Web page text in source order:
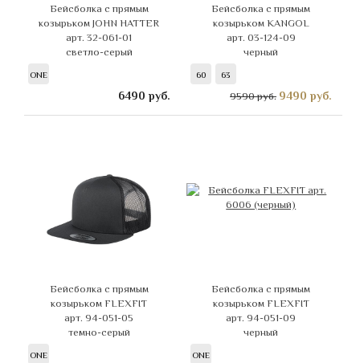
Бейсболка с прямым
козырьком JOHN HATTER
арт. 32-061-01
светло-серый
ONE
6490 руб.
Бейсболка с прямым
козырьком KANGOL
арт. 03-124-09
черный
60 63
9590 руб. 9490 руб.
Бейсболка с прямым
козырьком FLEXFIT
арт. 94-051-05
темно-серый
ONE
Бейсболка с прямым
козырьком FLEXFIT
арт. 94-051-09
черный
ONE